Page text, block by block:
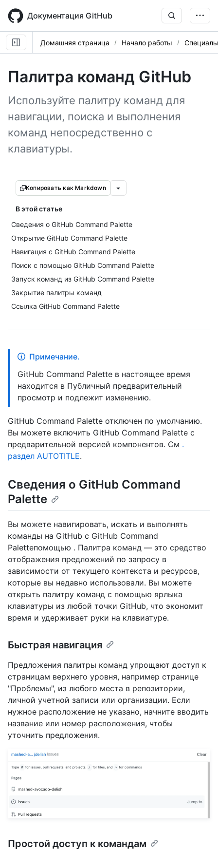
main
content
Документация GitHub
Домашняя страница Начало работы
Палитра команд GitHub
Используйте палитру команд для
навигации, поиска и выполнения
команд непосредственно с
клавиатуры.
Копировать как Markdown
В этой статье
Сведения о GitHub Command Palette
Открытие GitHub Command Palette
Навигация с GitHub Command Palette
Поиск с помощью GitHub Command Palette
Запуск команд из GitHub Command Palette
Закрытие палитры команд
Ссылка GitHub Command Palette
Примечание.
GitHub Command Palette в настоящее время
находится в Публичный предварительный
просмотр и подлежит изменению.
GitHub Command Palette отключен по умолчанию.
Вы можете включить GitHub Command Palette с
предварительной версией компонентов. См .
раздел AUTOTITLE.
Сведения о GitHub Command
Palette
Вы можете навигировать, искать и выполнять
команды на GitHub с GitHub Command
Paletteпомощью . Палитра команд — это средство
отображения предложений по запросу в
зависимости от текущего контекста и ресурсов,
которые вы недавно использовали. Вы можете
открыть палитру команд с помощью ярлыка
клавиатуры из любой точки GitHub, что экономит
время и удерживает руки на клавиатуре.
Быстрая навигация
Предложения палитры команд упрощают доступ к
страницам верхнего уровня, например странице
"Проблемы", из любого места в репозитории,
личной учетной записи или организации. Если
нужное расположение не указано, начните вводить
название или номер расположения, чтобы
уточнить предложения.
Простой доступ к командам